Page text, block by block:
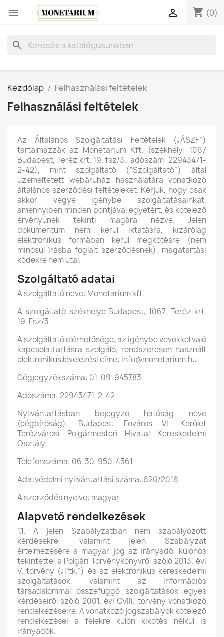
 shopping_cart (0)

search
Kezdőlap Felhasználási feltételek
Felhasználási feltételek
Az Általános Szolgáltatási Feltételek („ÁSZF”)
tartalmazzák az Monetarium Kft. (székhely: 1067
Budapest, Teréz krt. 19. fsz/3., adószám: 22943471-
2-42), mint szolgáltató (“Szolgáltató”) által
üzemeltetett webáruház használatára vonatkozó
általános szerződési feltételeket. Kérjük, hogy csak
akkor vegye igénybe szolgáltatásainkat,
amennyiben minden pontjával egyetért, és kötelező
érvényűnek tekinti magára nézve. Jelen
dokumentum nem kerül iktatásra, kizárólag
elektronikus formában kerül megkötésre (nem
minősül írásba foglalt szerződésnek), magatartási
kódexre nem utal.
Szolgáltató adatai
A szolgáltató neve: Monetarium kft.
A szolgáltató székhelye:Budapest, 1067, Teréz krt.
19. Fsz/3
A szolgáltató elérhetősége, az igénybe vevőkkel való
kapcsolattartásra szolgáló, rendszeresen használt
elektronikus levelezési címe: info@monetarium.hu
Cégjegyzékszáma: 01-09-945783
Adószáma: 22943471-2-42
Nyilvántartásban bejegyző hatóság neve
(cégbíróság): Budapest Főváros VI. Kerület
Terézvárosi Polgármesteri Hivatal Kereskedelmi
Osztály
Telefonszáma: 06-30-950-4361
Adatvédelmi nyilvántartási száma: 620/2016
A szerződés nyelve: magyar
Alapvető rendelkezések
1.1. A jelen Szabályzatban nem szabályozott
kérdésekre, valamint jelen Szabályzat
értelmezésére a magyar jog az irányadó, különös
tekintettel a Polgári Törvénykönyvről szóló 2013. évi
V. törvény („Ptk.”) és az elektronikus kereskedelmi
szolgáltatások, valamint az információs
társadalommal összefüggő szolgáltatások egyes
kérdéseiről szóló 2001. évi CVIII. törvény vonatkozó
rendelkezéseire. A vonatkozó jogszabályok kötelező
rendelkezései a felekre külön kikötés nélkül is
irányadók.